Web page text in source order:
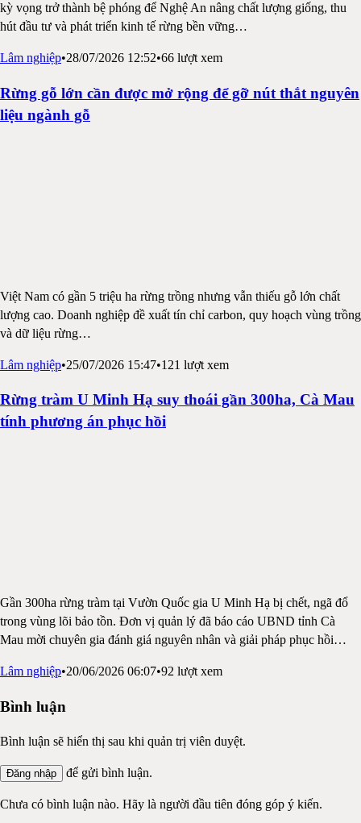
kỳ vọng trở thành bệ phóng để Nghệ An nâng chất lượng giống, thu
hút đầu tư và phát triển kinh tế rừng bền vững…
Lâm nghiệp•28/07/2026 12:52•66 lượt xem
Rừng gỗ lớn cần được mở rộng để gỡ nút thắt nguyên
liệu ngành gỗ
Việt Nam có gần 5 triệu ha rừng trồng nhưng vẫn thiếu gỗ lớn chất
lượng cao. Doanh nghiệp đề xuất tín chỉ carbon, quy hoạch vùng trồng
và dữ liệu rừng…
Lâm nghiệp•25/07/2026 15:47•121 lượt xem
Rừng tràm U Minh Hạ suy thoái gần 300ha, Cà Mau
tính phương án phục hồi
Gần 300ha rừng tràm tại Vườn Quốc gia U Minh Hạ bị chết, ngã đổ
trong vùng lõi bảo tồn. Đơn vị quản lý đã báo cáo UBND tỉnh Cà
Mau mời chuyên gia đánh giá nguyên nhân và giải pháp phục hồi…
Lâm nghiệp•20/06/2026 06:07•92 lượt xem
Bình luận
Bình luận sẽ hiển thị sau khi quản trị viên duyệt.
Đăng nhập để gửi bình luận.
Chưa có bình luận nào. Hãy là người đầu tiên đóng góp ý kiến.